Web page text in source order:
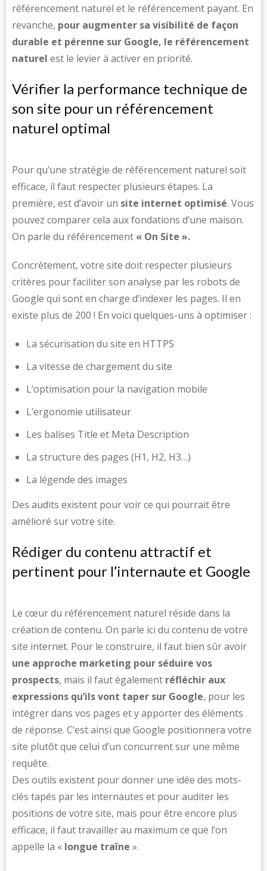
référencement naturel et le référencement payant. En
revanche, pour augmenter sa visibilité de façon
durable et pérenne sur Google, le référencement
naturel est le levier à activer en priorité.
Vérifier la performance technique de
son site pour un référencement
naturel optimal
Pour qu’une stratégie de référencement naturel soit
efficace, il faut respecter plusieurs étapes. La
première, est d’avoir un site internet optimisé. Vous
pouvez comparer cela aux fondations d’une maison.
On parle du référencement « On Site ».
Concrètement, votre site doit respecter plusieurs
critères pour faciliter son analyse par les robots de
Google qui sont en charge d’indexer les pages. Il en
existe plus de 200 ! En voici quelques-uns à optimiser :
La sécurisation du site en HTTPS
La vitesse de chargement du site
L’optimisation pour la navigation mobile
L’ergonomie utilisateur
Les balises Title et Meta Description
La structure des pages (H1, H2, H3…)
La légende des images
Des audits existent pour voir ce qui pourrait être
amélioré sur votre site.
Rédiger du contenu attractif et
pertinent pour l’internaute et Google
Le cœur du référencement naturel réside dans la
création de contenu. On parle ici du contenu de votre
site internet. Pour le construire, il faut bien sûr avoir
une approche marketing pour séduire vos
prospects, mais il faut également réfléchir aux
expressions qu’ils vont taper sur Google, pour les
intégrer dans vos pages et y apporter des éléments
de réponse. C’est ainsi que Google positionnera votre
site plutôt que celui d’un concurrent sur une même
requête.
Des outils existent pour donner une idée des mots-
clés tapés par les internautes et pour auditer les
positions de votre site, mais pour être encore plus
efficace, il faut travailler au maximum ce que l’on
appelle la « longue traîne ».